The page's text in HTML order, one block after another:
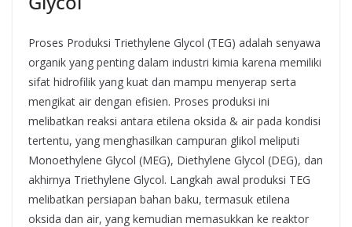
Proses Produksi Triethylene Glycol (TEG) adalah senyawa
organik yang penting dalam industri kimia karena memiliki
sifat hidrofilik yang kuat dan mampu menyerap serta
mengikat air dengan efisien. Proses produksi ini
melibatkan reaksi antara etilena oksida & air pada kondisi
tertentu, yang menghasilkan campuran glikol meliputi
Monoethylene Glycol (MEG), Diethylene Glycol (DEG), dan
akhirnya Triethylene Glycol. Langkah awal produksi TEG
melibatkan persiapan bahan baku, termasuk etilena
oksida dan air, yang kemudian memasukkan ke reaktor